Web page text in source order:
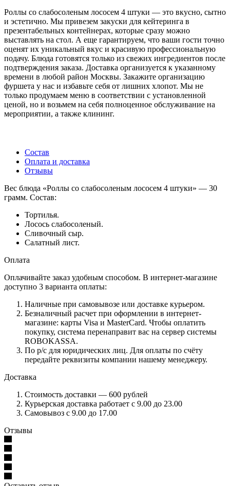
Роллы со слабосоленым лососем 4 штуки — это вкусно, сытно
и эстетично. Мы привезем закуски для кейтеринга в
презентабельных контейнерах, которые сразу можно
выставлять на стол. А еще гарантируем, что ваши гости точно
оценят их уникальный вкус и красивую профессиональную
подачу. Блюда готовятся только из свежих ингредиентов после
подтверждения заказа. Доставка организуется к указанному
времени в любой район Москвы. Закажите организацию
фуршета у нас и избавьте себя от лишних хлопот. Мы не
только продумаем меню в соответствии с установленной
ценой, но и возьмем на себя полноценное обслуживание на
мероприятии, а также клининг.
Состав
Оплата и доставка
Отзывы
Вес блюда «Роллы со слабосоленым лососем 4 штуки» — 30
грамм. Состав:
Тортилья.
Лосось слабосоленый.
Сливочный сыр.
Салатный лист.
Оплата
Оплачивайте заказ удобным способом. В интернет-магазине
доступно 3 варианта оплаты:
Наличные при самовывозе или доставке курьером.
Безналичный расчет при оформлении в интернет-
магазине: карты Visa и MasterCard. Чтобы оплатить
покупку, система перенаправит вас на сервер системы
ROBOKASSA.
По р/c для юридических лиц. Для оплаты по счёту
передайте реквизиты компании нашему менеджеру.
Доставка
Стоимость доставки — 600 рублей
Курьерская доставка работает с 9.00 до 23.00
Самовывоз с 9.00 до 17.00
Отзывы